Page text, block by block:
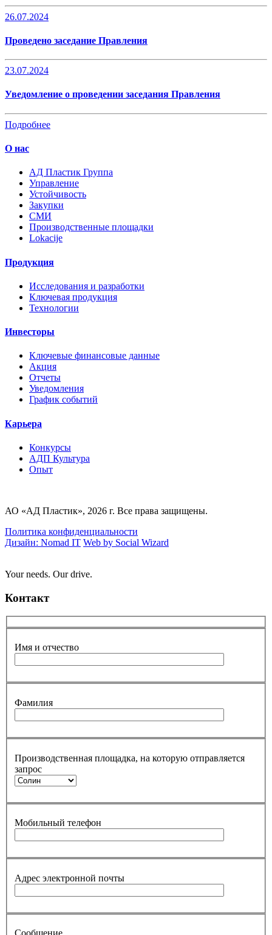
26.07.2024
Проведено заседание Правления
23.07.2024
Уведомление о проведении заседания Правления
Подробнее
О нас
AД Пластик Группа
Управление
Устойчивость
Закупки
СМИ
Производственные площадки
Lokacije
Продукция
Исследования и разработки
Ключевая продукция
Технологии
Инвесторы
Ключевые финансовые данные
Акция
Отчеты
Уведомления
График событий
Карьера
Конкурсы
AДП Культура
Опыт
АО «АД Пластик», 2026 г. Все права защищены.
Политика конфиденциальности
Дизайн: Nomad IT Web by Social Wizard
Your needs. Our drive.
Контакт
Имя и отчество
Фамилия
Производственная площадка, на которую отправляется
запрос
Мобильный телефон
Адрес электронной почты